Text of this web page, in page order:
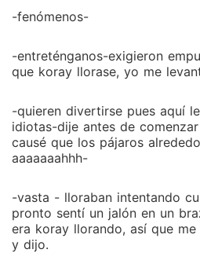
-fenómenos-
-entreténganos-exigieron
que koray llorase, yo me
-quieren divertirse pues aquí
idiotas-dije antes de
causé que los pájaros
aaaaaaahhh-
-vasta - lloraban intentando
pronto sentí un jalón en un
era koray llorando, así que
y dijo.